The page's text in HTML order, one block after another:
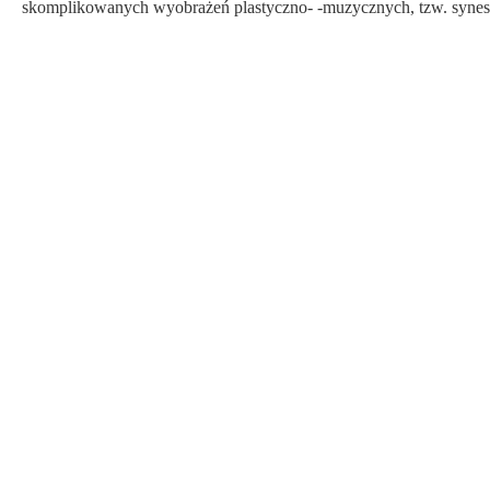
skomplikowanych wyobrażeń plastyczno- -muzycznych, tzw.